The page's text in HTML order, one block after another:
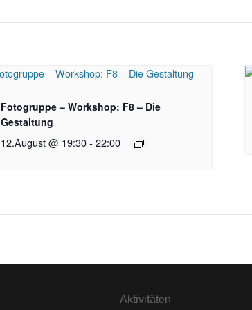
Fotogruppe – Workshop: F8 – Die
Gestaltung
12.August @ 19:30- 22:00
Aktivitäten